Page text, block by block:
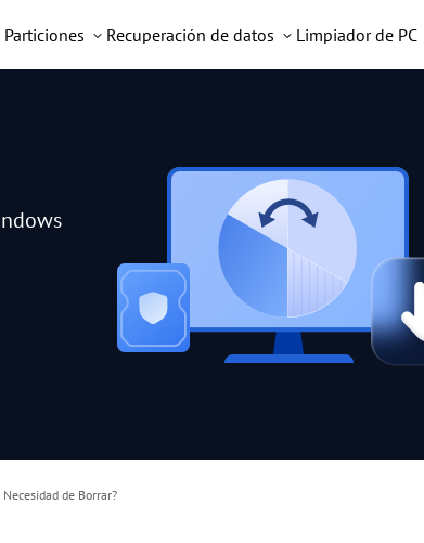
Recuperación de datos Limpiador de PC
de Borrar?